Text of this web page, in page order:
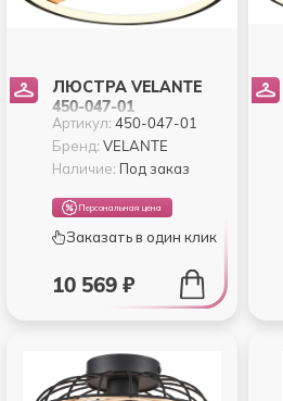
ЛЮСТРА VELANTE
450-047-01
Артикул: 450-047-01
Бренд: VELANTE
Наличие: Под заказ
Персональная цена
Заказать в один клик
10 569 ₽